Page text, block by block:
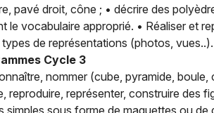
pavé droit, cône ; • décrire des
le vocabulaire approprié. • Réaliser et
de représentations (photos,
Cycle 3
nommer (cube, pyramide,
reproduire, représenter, construire des
simples sous forme de maquettes ou de